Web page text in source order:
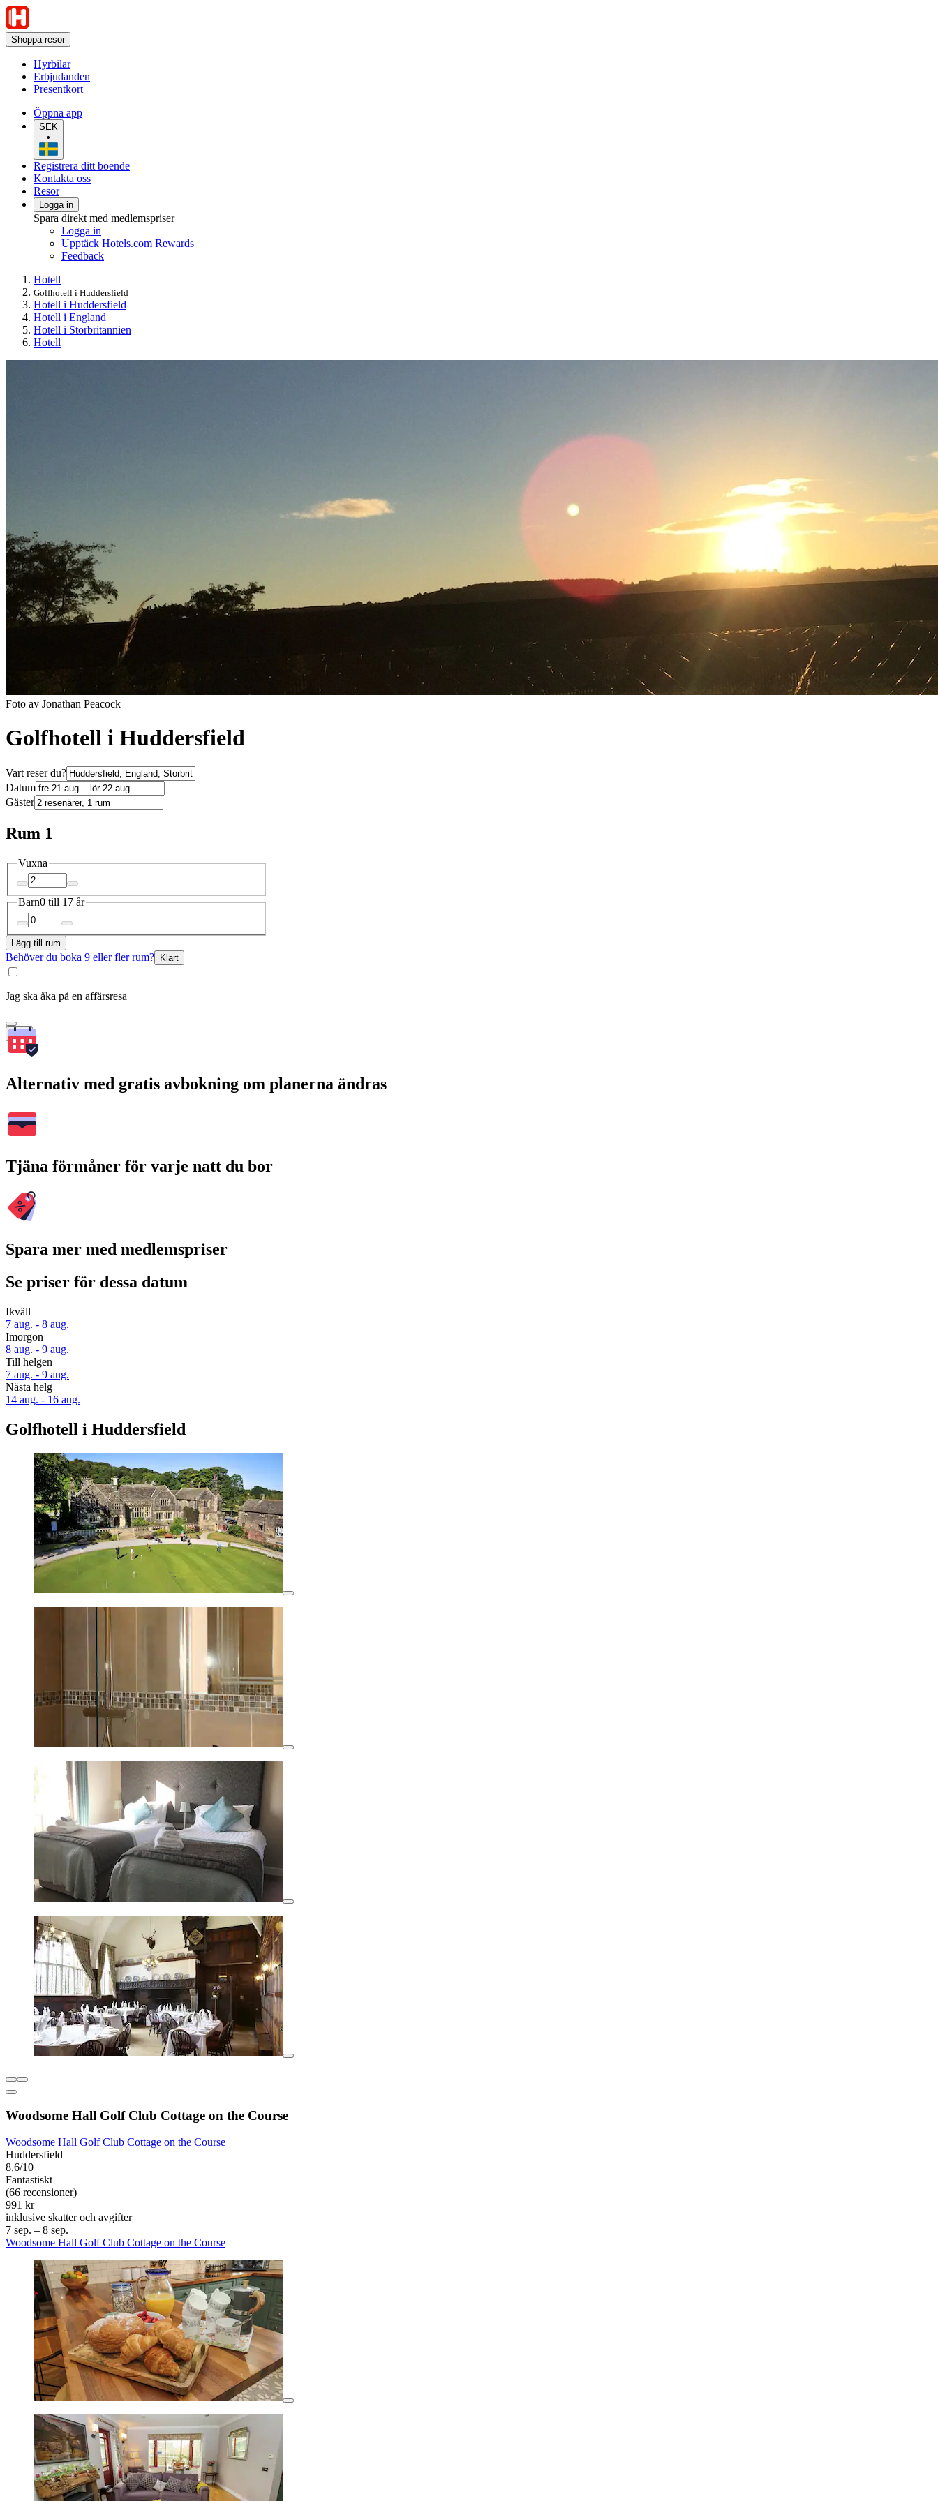
Shoppa resor
Hyrbilar
Erbjudanden
Presentkort
Öppna app
SEK
•
Registrera ditt boende
Kontakta oss
Resor
Logga in
Spara direkt med medlemspriser
Logga in
Upptäck Hotels.com Rewards
Feedback
Hotell
Golfhotell i Huddersfield
Hotell i Huddersfield
Hotell i England
Hotell i Storbritannien
Hotell
Foto av Jonathan Peacock
Golfhotell i Huddersfield
Vart reser du?
Datum
Gäster
Rum 1
Vuxna
Barn0 till 17 år
Lägg till rum
Behöver du boka 9 eller fler rum? Klart
Jag ska åka på en affärsresa
Sök
Alternativ med gratis avbokning om planerna ändras
Tjäna förmåner för varje natt du bor
Spara mer med medlemspriser
Se priser för dessa datum
Ikväll
7 aug. - 8 aug.
Imorgon
8 aug. - 9 aug.
Till helgen
7 aug. - 9 aug.
Nästa helg
14 aug. - 16 aug.
Golfhotell i Huddersfield
Woodsome Hall Golf Club Cottage on the Course
Woodsome Hall Golf Club Cottage on the Course
Huddersfield
8,6/10
Fantastiskt
(66 recensioner)
991 kr
inklusive skatter och avgifter
7 sep. – 8 sep.
Woodsome Hall Golf Club Cottage on the Course